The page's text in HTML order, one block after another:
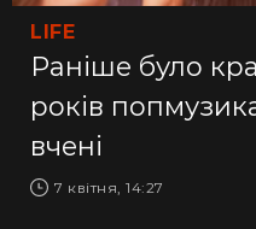
LIFE
Раніше було
років
вчені
7 квітня, 14:27